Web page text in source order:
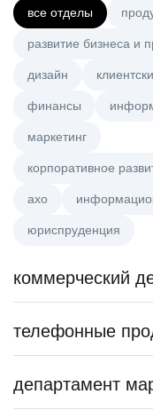
все отделы
развитие бизнеса и
дизайн
финансы
маркетинг
корпоративное
axo
юриспруденция
коммерческий
Менеджер по
з/п не указана
телефонные
Менеджер по
департамент